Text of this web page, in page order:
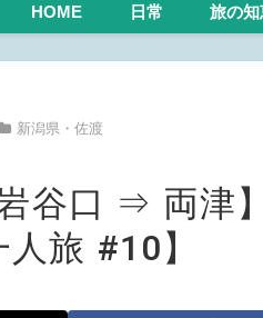
HOME 日常 旅の知
新潟県・佐渡
谷口 ⇒ 両津
旅 #10】